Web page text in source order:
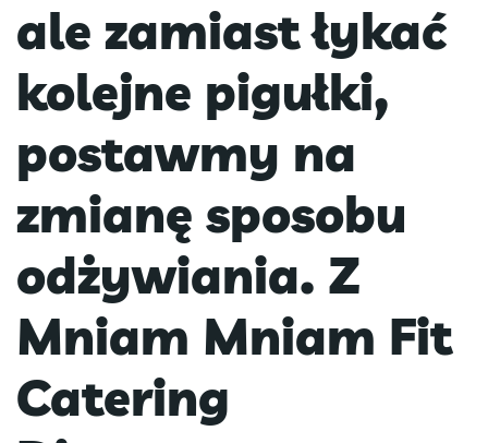
ale zamiast łykać
kolejne pigułki,
postawmy na
zmianę sposobu
odżywiania. Z
Mniam Mniam Fit
Catering